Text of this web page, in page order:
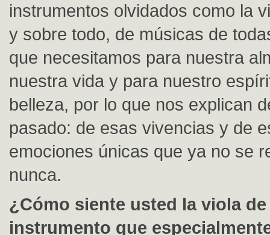
instrumentos olvidados como la
y sobre todo, de músicas de
que necesitamos para nuestra
nuestra vida y para nuestro
belleza, por lo que nos explican
pasado: de esas vivencias y de
emociones únicas que ya no se
nunca.
¿Cómo siente usted la viola
instrumento que